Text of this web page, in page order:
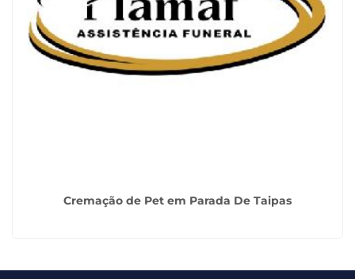
Cremação de Pet em Parada De Taipas